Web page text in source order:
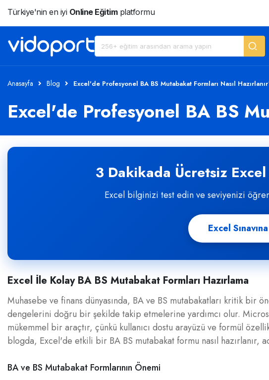
Türkiye'nin en iyi Online Eğitimplatformu
Anasayfa Blog Excel'de Profesyonel BA BS Mutabakat Formları Nasıl
Excel'de Profesyonel BA BS
3 Dakikada Ücretsiz
Excel bilginizi test edin ve seviyenizi
Excel
Excel İle Kolay BA BS Mutabakat Formları Hazırlama
Muhasebe ve finans dünyasında, BA ve BS mutabakatları kritik bir
dengelerini doğru bir şekilde takip etmelerine yardımcı olur.
mükemmel bir araçtır, çünkü kullanıcı dostu arayüzü ve formül
blogda, Excel'de etkili bir BA BS mutabakat formu nasıl hazırlanır,
BA ve BS Mutabakat Formlarının Önemi